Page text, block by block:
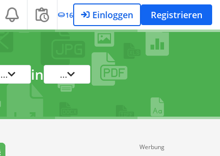
16 Einloggen Registrieren
... in ...
Werbung